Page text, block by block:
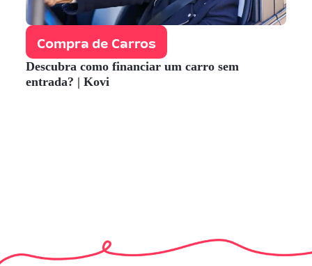
Compra de Carros
Descubra como financiar um carro sem
entrada? | Kovi